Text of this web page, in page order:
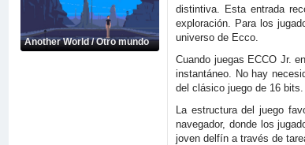
Another World / Otro mundo
distintiva. Esta entrada
exploración. Para los
universo de Ecco.
Cuando juegas ECCO Jr.
instantáneo. No hay
del clásico juego de 16
La estructura del juego
navegador, donde los
joven delfín a través de